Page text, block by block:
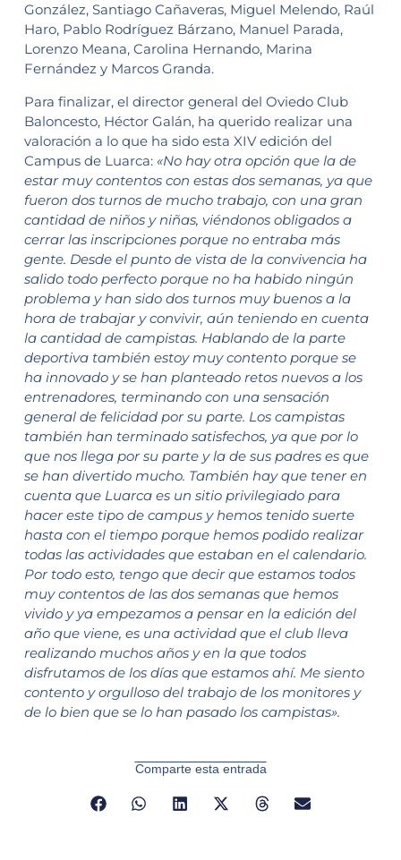
González, Santiago Cañaveras, Miguel Melendo, Raúl
Haro, Pablo Rodríguez Bárzano, Manuel Parada,
Lorenzo Meana, Carolina Hernando, Marina
Fernández y Marcos Granda.
Para finalizar, el director general del Oviedo Club
Baloncesto, Héctor Galán, ha querido realizar una
valoración a lo que ha sido esta XIV edición del
Campus de Luarca: «No hay otra opción que la de
estar muy contentos con estas dos semanas, ya que
fueron dos turnos de mucho trabajo, con una gran
cantidad de niños y niñas, viéndonos obligados a
cerrar las inscripciones porque no entraba más
gente. Desde el punto de vista de la convivencia ha
salido todo perfecto porque no ha habido ningún
problema y han sido dos turnos muy buenos a la
hora de trabajar y convivir, aún teniendo en cuenta
la cantidad de campistas. Hablando de la parte
deportiva también estoy muy contento porque se
ha innovado y se han planteado retos nuevos a los
entrenadores, terminando con una sensación
general de felicidad por su parte. Los campistas
también han terminado satisfechos, ya que por lo
que nos llega por su parte y la de sus padres es que
se han divertido mucho. También hay que tener en
cuenta que Luarca es un sitio privilegiado para
hacer este tipo de campus y hemos tenido suerte
hasta con el tiempo porque hemos podido realizar
todas las actividades que estaban en el calendario.
Por todo esto, tengo que decir que estamos todos
muy contentos de las dos semanas que hemos
vivido y ya empezamos a pensar en la edición del
año que viene, es una actividad que el club lleva
realizando muchos años y en la que todos
disfrutamos de los días que estamos ahí. Me siento
contento y orgulloso del trabajo de los monitores y
de lo bien que se lo han pasado los campistas».
Comparte esta entrada